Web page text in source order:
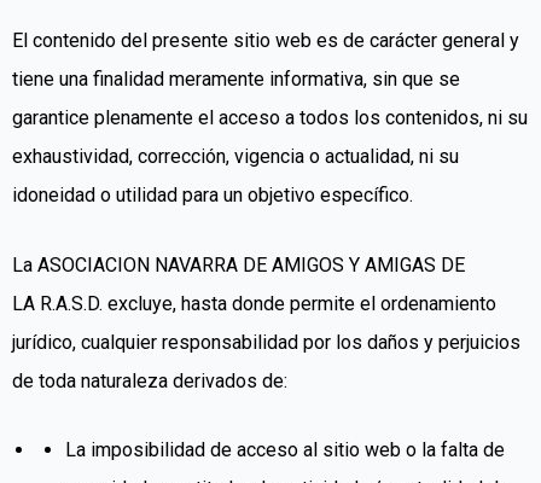
El contenido del presente sitio web es de carácter general y
tiene una finalidad meramente informativa, sin que se
garantice plenamente el acceso a todos los contenidos, ni su
exhaustividad, corrección, vigencia o actualidad, ni su
idoneidad o utilidad para un objetivo específico.
La ASOCIACION NAVARRA DE AMIGOS Y AMIGAS DE
LA R.A.S.D. excluye, hasta donde permite el ordenamiento
jurídico, cualquier responsabilidad por los daños y perjuicios
de toda naturaleza derivados de:
La imposibilidad de acceso al sitio web o la falta de